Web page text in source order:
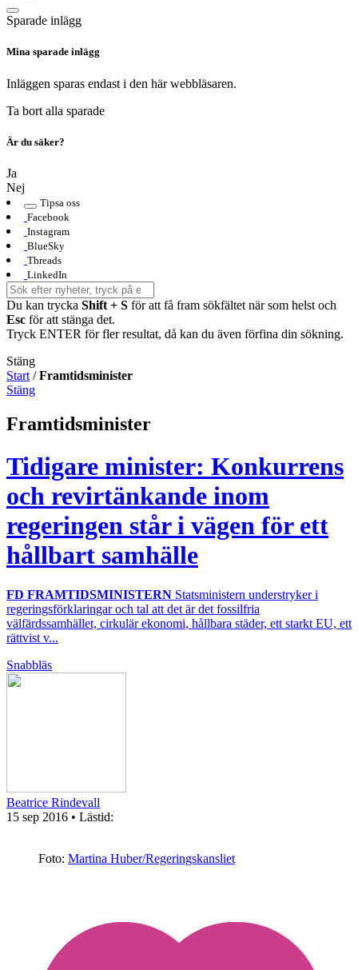
Sparade inlägg
Mina sparade inlägg
Inläggen sparas endast i den här webbläsaren.
Ta bort alla sparade
Är du säker?
Ja
Nej
Tipsa oss
Facebook
Instagram
BlueSky
Threads
LinkedIn
Du kan trycka Shift + S för att få fram sökfältet när som helst och
Esc för att stänga det.
Tryck ENTER för fler resultat, då kan du även förfina din sökning.
Stäng
Start /Framtidsminister
Stäng
Framtidsminister
Tidigare minister: Konkurrens
och revirtänkande inom
regeringen står i vägen för ett
hållbart samhälle
FD FRAMTIDSMINISTERN Statsministern understryker i
regeringsförklaringar och tal att det är det fossilfria
välfärdssamhället, cirkulär ekonomi, hållbara städer, ett starkt EU, ett
rättvist v...
Snabbläs
Beatrice Rindevall
15 sep 2016 • Lästid:
Foto: Martina Huber/Regeringskansliet